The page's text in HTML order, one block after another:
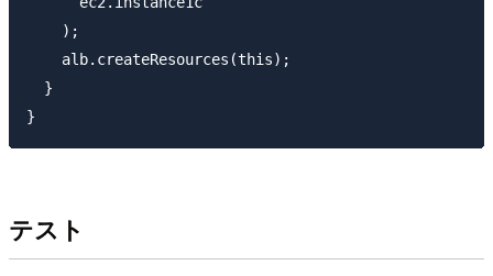
    );
    alb.createResources(this);
  }
テスト